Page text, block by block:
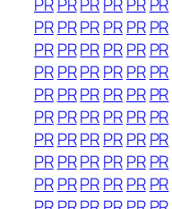
PRPRPRPRPR PR
PRPRPRPRPR PR
PRPRPRPRPR PR
PRPRPRPRPR PR
PRPRPRPRPR PR
PRPRPRPRPR PR
PRPRPRPRPR PR
PRPRPRPRPR PR